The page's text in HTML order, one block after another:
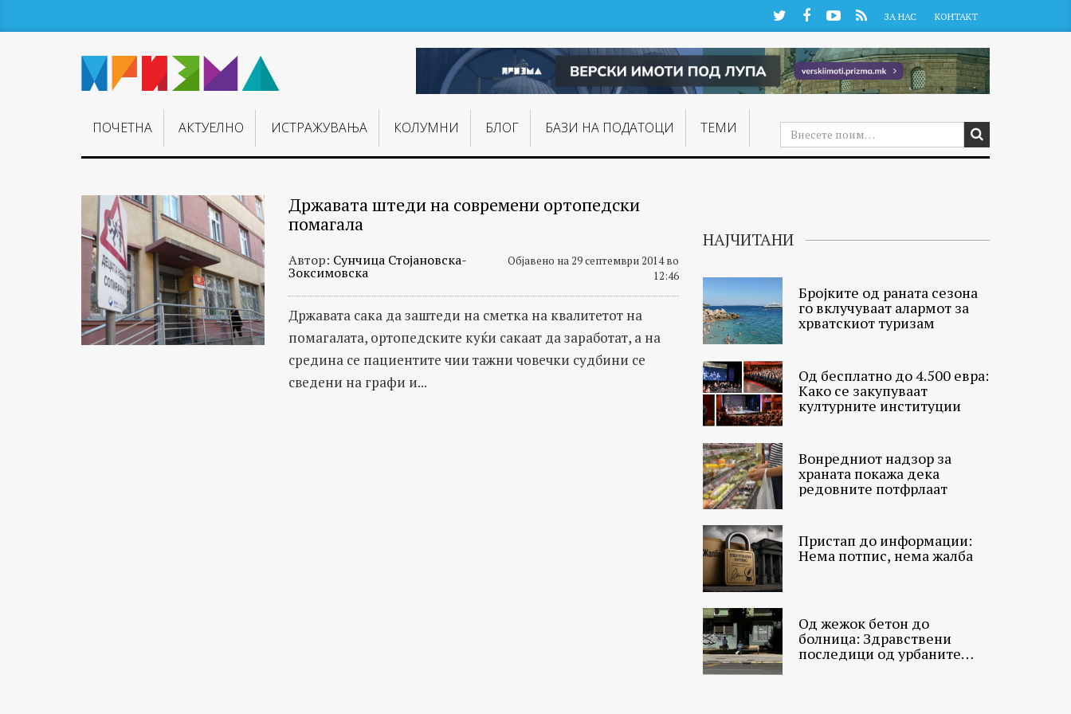
TwitterFacebookYouTube
RSS ЗА НАС КОНТАКТ
ПОЧЕТНА АКТУЕЛНО ИСТРАЖУВАЊA КОЛУМНИ БЛОГ БАЗИ НА ПОДАТОЦИ ТЕМИ
Државата штеди на современи ортопедски
помагала
Автор: Сунчица Стојановска-
Зоксимовска
Објавено на 29 септември 2014 во
12:46
Државата сака да заштеди на сметка на квалитетот на
помагалата, ортопедските куќи сакаат да заработат, а на
средина се пациентите чии тажни човечки судбини се
сведени на графи и...
НАЈЧИТАНИ
Бројките од раната сезона
го вклучуваат алармот за
хрватскиот туризам
Од бесплатно до 4.500 евра:
Како се закупуваат
културните институции
Вонредниот надзор за
храната покажа дека
редовните потфрлаат
Пристап до информации:
Нема потпис, нема жалба
Од жежок бетон до
болница: Здравствени
последици од урбаните